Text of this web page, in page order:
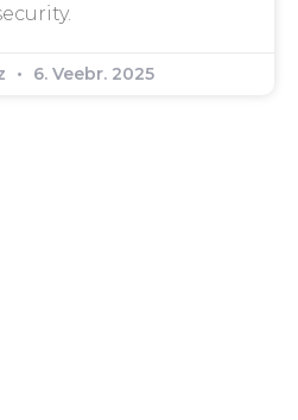
6. Veebr. 2025